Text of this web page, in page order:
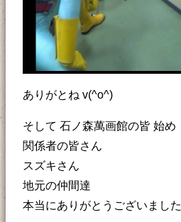
ありがとね v(^o^)
そして 石ノ森萬画館の皆 始め
関係者の皆さん
スズキさん
地元の仲間達
本当にありがとうございました